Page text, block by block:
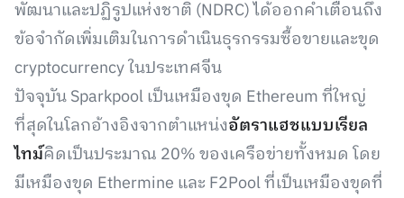
พัฒนาและปฏิรูปแห่งชาติ (NDRC) ได้ออกคำเตือนถึง
ข้อจำกัดเพิ่มเติมในการดำเนินธุรกรรมซื้อขายและขุด
cryptocurrency ในประเทศจีน
ปัจจุบัน Sparkpool เป็นเหมืองขุด Ethereum ที่ใหญ่
ที่สุดในโลกอ้างอิงจากตำแหน่งอัตราแฮชแบบเรียล
ไทม์คิดเป็นประมาณ 20% ของเครือข่ายทั้งหมด โดย
มีเหมืองขุด Ethermine และ F2Pool ที่เป็นเหมืองขุดที่